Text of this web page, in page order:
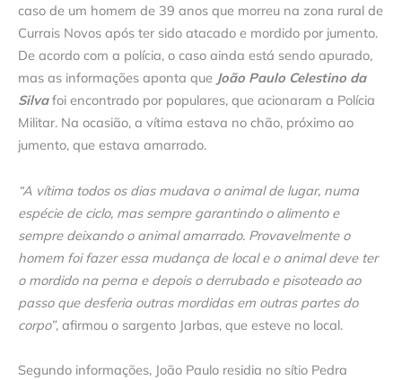
caso de um homem de 39 anos que morreu na zona rural de
Currais Novos após ter sido atacado e mordido por jumento.
De acordo com a polícia, o caso ainda está sendo apurado,
mas as informações aponta que João Paulo Celestino da
Silvafoi encontrado por populares, que acionaram a Polícia
Militar. Na ocasião, a vítima estava no chão, próximo ao
jumento, que estava amarrado.
“A vítima todos os dias mudava o animal de lugar, numa
espécie de ciclo, mas sempre garantindo o alimento e
sempre deixando o animal amarrado. Provavelmente o
homem foi fazer essa mudança de local e o animal deve ter
o mordido na perna e depois o derrubado e pisoteado ao
passo que desferia outras mordidas em outras partes do
corpo”, afirmou o sargento Jarbas, que esteve no local.
Segundo informações, João Paulo residia no sítio Pedra